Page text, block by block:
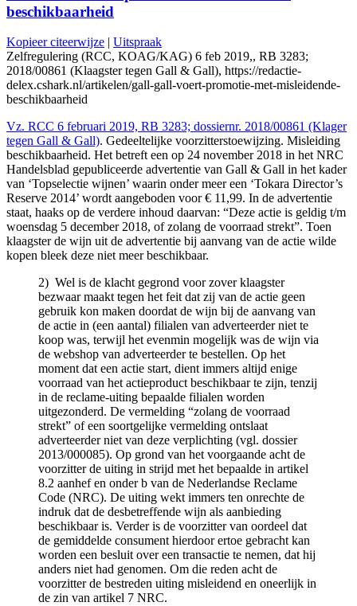
beschikbaarheid
Kopieer citeerwijze | Uitspraak
Zelfregulering (RCC, KOAG/KAG) 6 feb 2019,, RB 3283;
2018/00861 (Klaagster tegen Gall & Gall), https://redactie-
delex.cshark.nl/artikelen/gall-gall-voert-promotie-met-misleidende-
beschikbaarheid
Vz. RCC 6 februari 2019, RB 3283; dossiernr. 2018/00861 (Klager
tegen Gall & Gall). Gedeeltelijke voorzitterstoewijzing. Misleiding
beschikbaarheid. Het betreft een op 24 november 2018 in het NRC
Handelsblad gepubliceerde advertentie van Gall & Gall in het kader
van ‘Topselectie wijnen’ waarin onder meer een ‘Tokara Director’s
Reserve 2014’ wordt aangeboden voor € 11,99. In de advertentie
staat, haaks op de verdere inhoud daarvan: “Deze actie is geldig t/m
woensdag 5 december 2018, of zolang de voorraad strekt”. Toen
klaagster de wijn uit de advertentie bij aanvang van de actie wilde
kopen bleek deze niet meer beschikbaar.
2) Wel is de klacht gegrond voor zover klaagster
bezwaar maakt tegen het feit dat zij van de actie geen
gebruik kon maken doordat de wijn bij de aanvang van
de actie in (een aantal) filialen van adverteerder niet te
koop was, terwijl het evenmin mogelijk was de wijn via
de webshop van adverteerder te bestellen. Op het
moment dat een actie start, dient immers altijd enige
voorraad van het actieproduct beschikbaar te zijn, tenzij
in de reclame-uiting bepaalde filialen worden
uitgezonderd. De vermelding “zolang de voorraad
strekt” of een soortgelijke vermelding ontslaat
adverteerder niet van deze verplichting (vgl. dossier
2013/000085). Op grond van het voorgaande acht de
voorzitter de uiting in strijd met het bepaalde in artikel
8.2 aanhef en onder b van de Nederlandse Reclame
Code (NRC). De uiting wekt immers ten onrechte de
indruk dat de desbetreffende wijn als aanbieding
beschikbaar is. Verder is de voorzitter van oordeel dat
de gemiddelde consument hierdoor ertoe gebracht kan
worden een besluit over een transactie te nemen, dat hij
anders niet had genomen. Om die reden acht de
voorzitter de bestreden uiting misleidend en oneerlijk in
de zin van artikel 7 NRC.